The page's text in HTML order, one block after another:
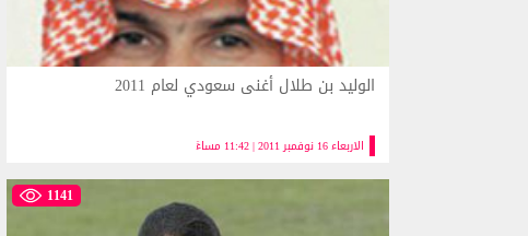
الاربعاء 16 نوفمبر 2011 | 11:42 مساءً
الوليد بن طلال أغنى سعودي لعام 2011
1141